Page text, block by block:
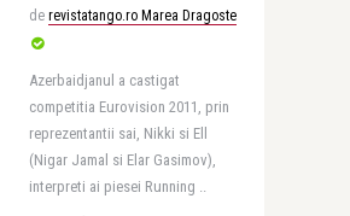
de revistatango.ro Marea Dragoste
Azerbaidjanul a castigat
competitia Eurovision 2011, prin
reprezentantii sai, Nikki si Ell
(Nigar Jamal si Elar Gasimov),
interpreti ai piesei Running ..